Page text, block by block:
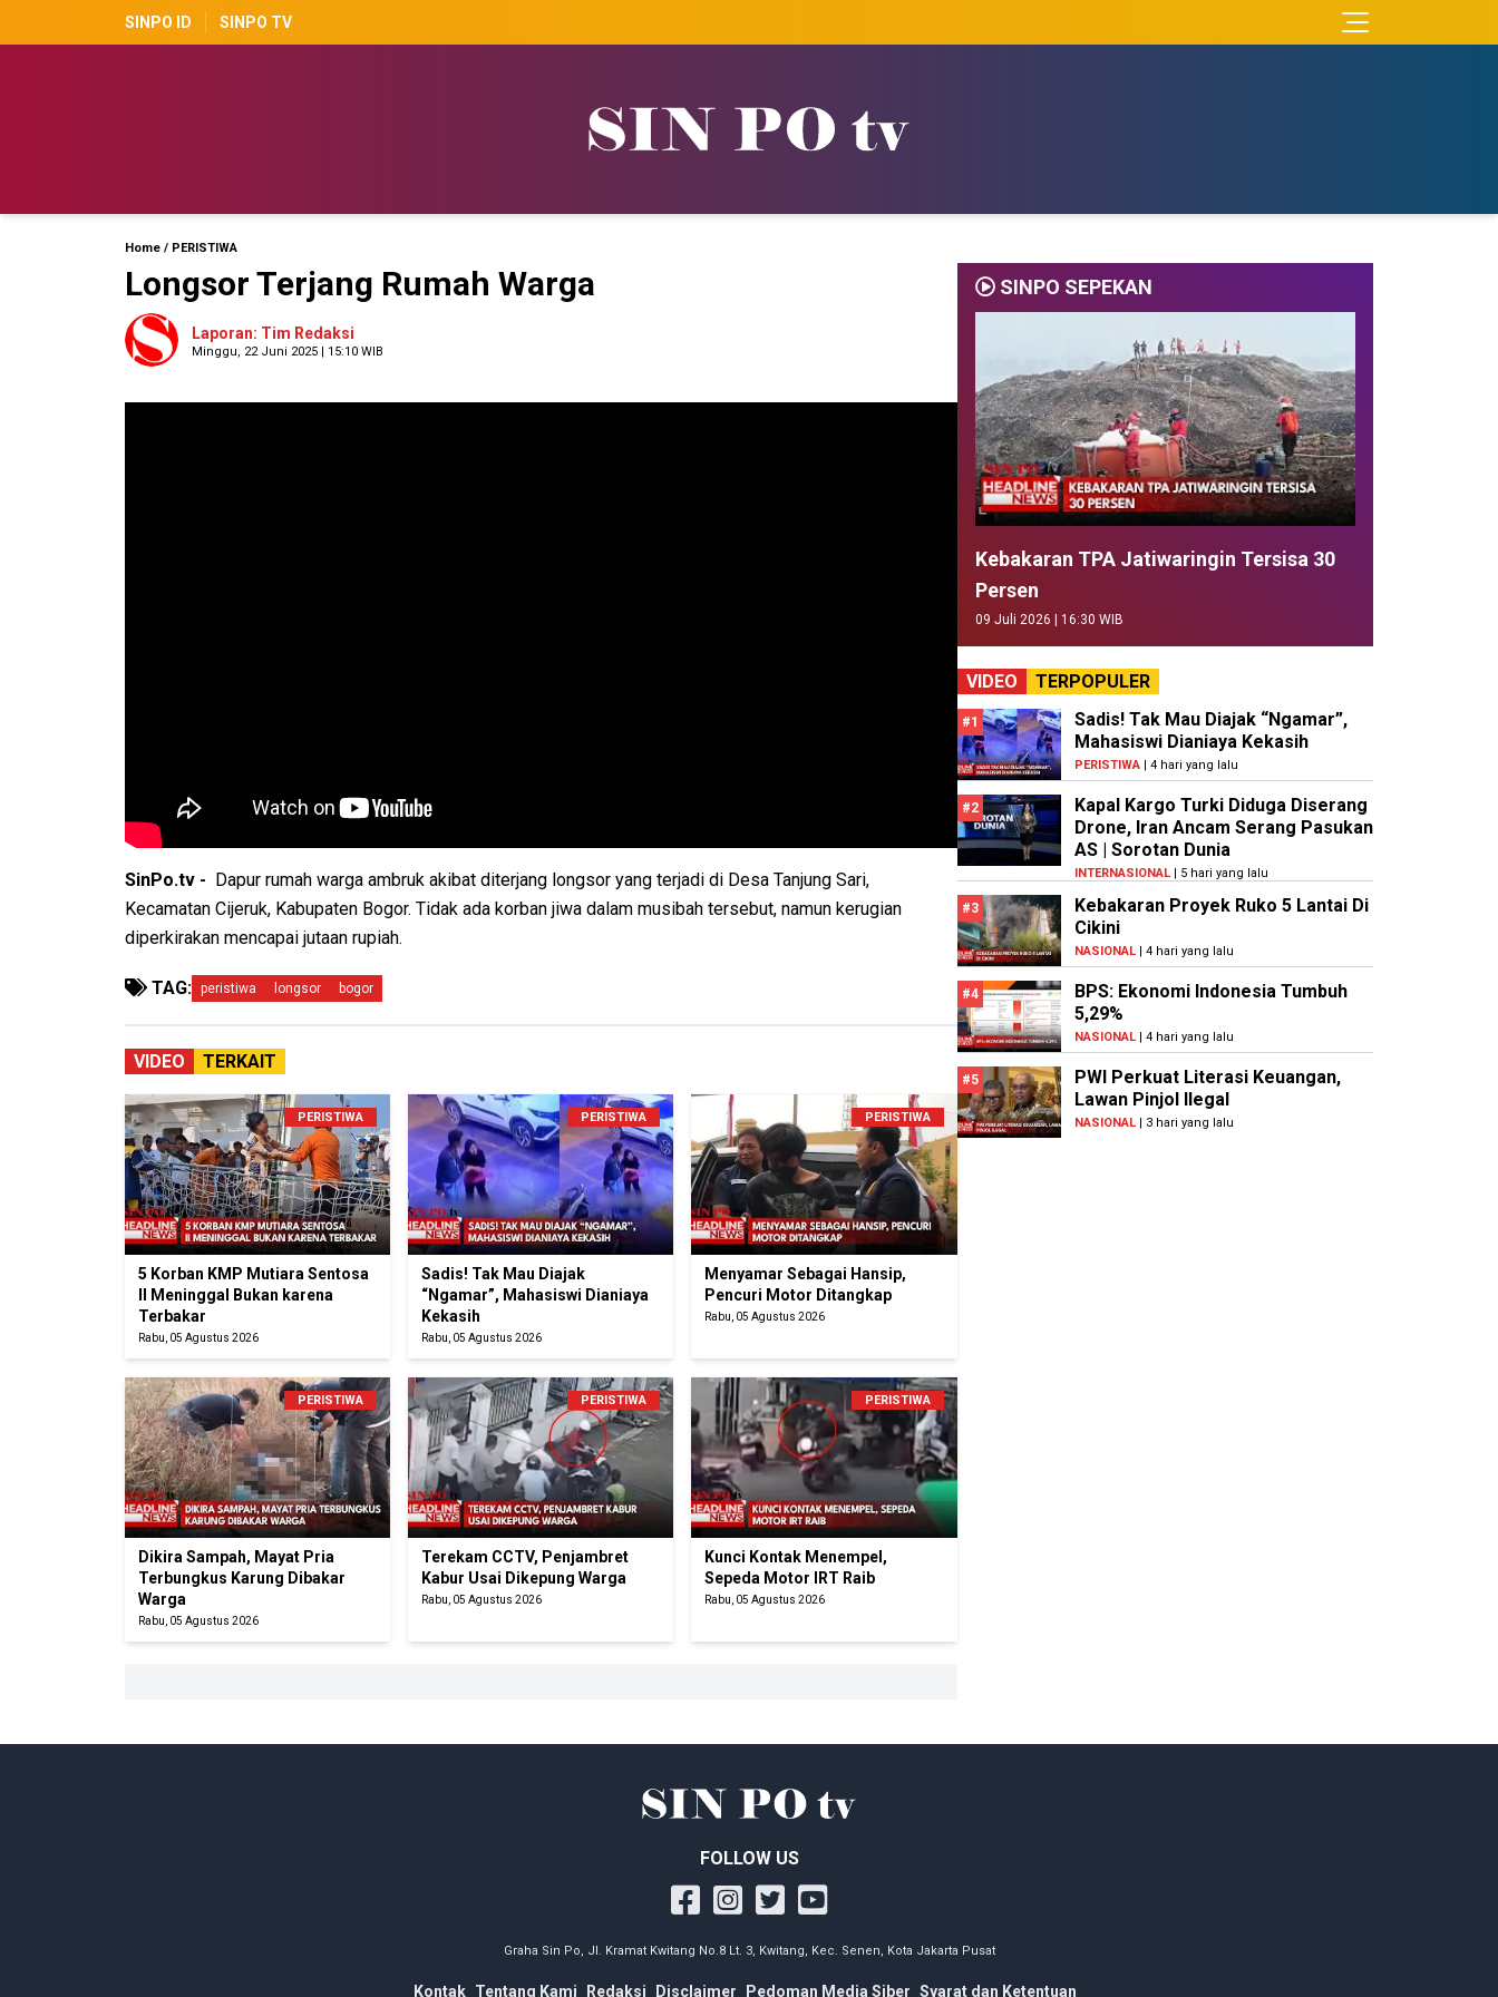
SINPO ID SINPO TV
Home / PERISTIWA
Longsor Terjang Rumah Warga
Laporan: Tim Redaksi
Minggu, 22 Juni 2025 | 15:10 WIB
SinPo.tv -
Dapur rumah warga ambruk akibat diterjang longsor yang terjadi di Desa Tanjung Sari,
Kecamatan Cijeruk, Kabupaten Bogor. Tidak ada korban jiwa dalam musibah tersebut, namun kerugian
diperkirakan mencapai jutaan rupiah.
TAG: peristiwa longsor bogor
VIDEO TERKAIT
PERISTIWA
5 Korban KMP Mutiara Sentosa
II Meninggal Bukan karena
Terbakar
Rabu, 05 Agustus 2026
PERISTIWA
Sadis! Tak Mau Diajak
“Ngamar”, Mahasiswi Dianiaya
Kekasih
Rabu, 05 Agustus 2026
PERISTIWA
Menyamar Sebagai Hansip,
Pencuri Motor Ditangkap
Rabu, 05 Agustus 2026
PERISTIWA
Dikira Sampah, Mayat Pria
Terbungkus Karung Dibakar
Warga
Rabu, 05 Agustus 2026
PERISTIWA
Terekam CCTV, Penjambret
Kabur Usai Dikepung Warga
Rabu, 05 Agustus 2026
PERISTIWA
Kunci Kontak Menempel,
Sepeda Motor IRT Raib
Rabu, 05 Agustus 2026
SINPO SEPEKAN
Kebakaran TPA Jatiwaringin Tersisa 30
Persen
09 Juli 2026 | 16:30 WIB
VIDEO TERPOPULER
#1
Sadis! Tak Mau Diajak “Ngamar”,
Mahasiswi Dianiaya Kekasih
PERISTIWA| 4 hari yang lalu
#2
Kapal Kargo Turki Diduga Diserang
Drone, Iran Ancam Serang Pasukan
AS | Sorotan Dunia
INTERNASIONAL| 5 hari yang lalu
#3
Kebakaran Proyek Ruko 5 Lantai Di
Cikini
NASIONAL| 4 hari yang lalu
#4
BPS: Ekonomi Indonesia Tumbuh
5,29%
NASIONAL| 4 hari yang lalu
#5
PWI Perkuat Literasi Keuangan,
Lawan Pinjol Ilegal
NASIONAL| 3 hari yang lalu
FOLLOW US
Graha Sin Po, Jl. Kramat Kwitang No.8 Lt. 3, Kwitang, Kec. Senen, Kota Jakarta Pusat
Kontak Tentang Kami Redaksi Disclaimer Pedoman Media Siber Syarat dan Ketentuan